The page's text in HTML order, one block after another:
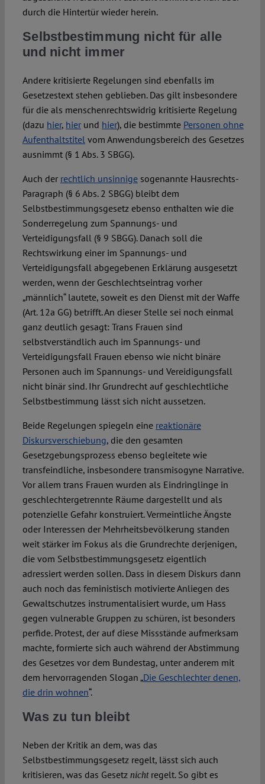
durch die Hintertür wieder herein.
Selbstbestimmung nicht für alle
und nicht immer
Andere kritisierte Regelungen sind ebenfalls im
Gesetzestext stehen geblieben. Das gilt insbesondere
für die als menschenrechtswidrig kritisierte Regelung
(dazu hier, hierund hier), die bestimmte Personen ohne
Aufenthaltstitelvom Anwendungsbereich des Gesetzes
ausnimmt (§ 1 Abs. 3 SBGG).
Auch der rechtlich unsinnigesogenannte Hausrechts-
Paragraph (§ 6 Abs. 2 SBGG) bleibt dem
Selbstbestimmungsgesetz ebenso enthalten wie die
Sonderregelung zum Spannungs- und
Verteidigungsfall (§ 9 SBGG). Danach soll die
Rechtswirkung einer im Spannungs- und
Verteidigungsfall abgegebenen Erklärung ausgesetzt
werden, wenn der Geschlechtseintrag vorher
„männlich“ lautete, soweit es den Dienst mit der Waffe
(Art. 12a GG) betrifft. An dieser Stelle sei noch einmal
ganz deutlich gesagt: Trans Frauen sind
selbstverständlich auch im Spannungs- und
Verteidigungsfall Frauen ebenso wie nicht binäre
Personen auch im Spannungs- und Vereidigungsfall
nicht binär sind. Ihr Grundrecht auf geschlechtliche
Selbstbestimmung lässt sich nicht aussetzen.
Beide Regelungen spiegeln eine reaktionäre
Diskursverschiebung, die den gesamten
Gesetzgebungsprozess ebenso begleitete wie
transfeindliche, insbesondere transmisogyne Narrative.
Vor allem trans Frauen wurden als Eindringlinge in
geschlechtergetrennte Räume dargestellt und als
potenzielle Gefahr konstruiert. Vermeintliche Ängste
oder Interessen der Mehrheitsbevölkerung standen
weit stärker im Fokus als die Grundrechte derjenigen,
die vom Selbstbestimmungsgesetz eigentlich
adressiert werden sollen. Dass in diesem Diskurs dann
auch noch das feministisch motivierte Anliegen des
Gewaltschutzes instrumentalisiert wurde, um Hass
gegen vulnerable Gruppen zu schüren, ist besonders
perfide. Protest, der auf diese Missstände aufmerksam
machte, formierte sich auch während der Abstimmung
des Gesetzes vor dem Bundestag, unter anderem mit
dem hervorragenden Slogan „Die Geschlechter denen,
die drin wohnen“.
Was zu tun bleibt
Neben der Kritik an dem, was das
Selbstbestimmungsgesetz regelt, lässt sich auch
kritisieren, was das Gesetz nicht regelt. So gibt es